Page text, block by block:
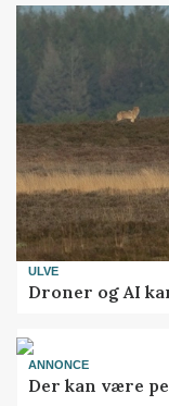
ULVE
Droner og AI
ANNONCE
Der kan være